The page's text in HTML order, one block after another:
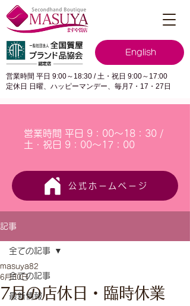
English
営業時間 平日 9:00～18:30 / 土・祝日 9:00～17:00
定休日 日曜、ハッピーマンデー、毎月7・17・27日
営業時間 平日 9：00～18：30 /
土・祝日 9：00～17：00
公式ホームページ
記事
全ての記事
最新情報
全ての記事
7月の店休日・臨時休業
masuya82
6月30日